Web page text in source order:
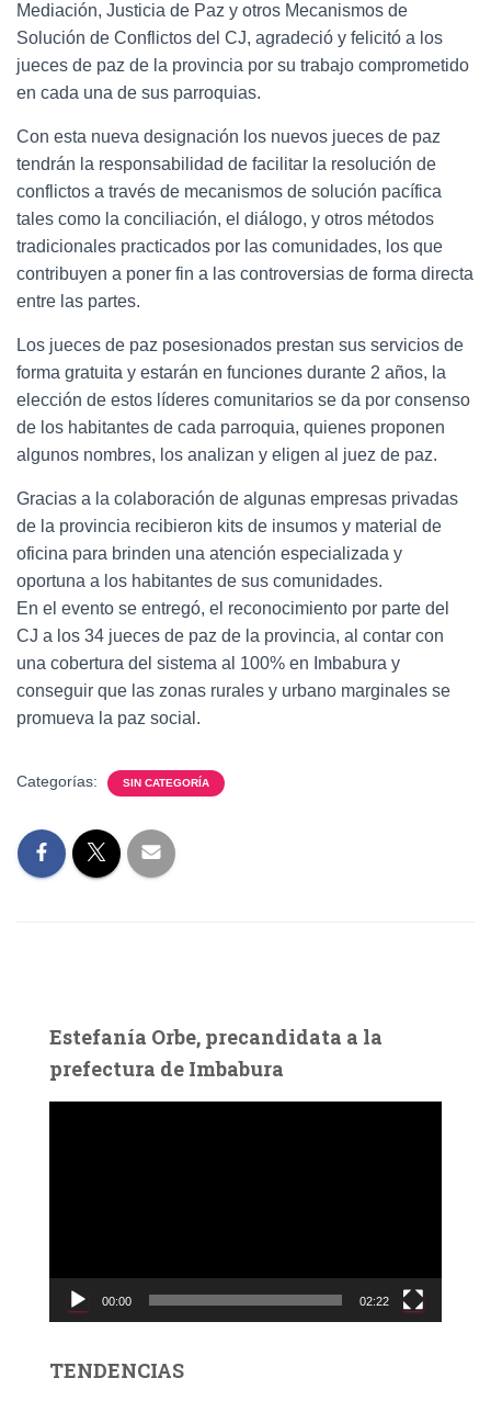
Mediación, Justicia de Paz y otros Mecanismos de
Solución de Conflictos del CJ, agradeció y felicitó a los
jueces de paz de la provincia por su trabajo comprometido
en cada una de sus parroquias.
Con esta nueva designación los nuevos jueces de paz
tendrán la responsabilidad de facilitar la resolución de
conflictos a través de mecanismos de solución pacífica
tales como la conciliación, el diálogo, y otros métodos
tradicionales practicados por las comunidades, los que
contribuyen a poner fin a las controversias de forma directa
entre las partes.
Los jueces de paz posesionados prestan sus servicios de
forma gratuita y estarán en funciones durante 2 años, la
elección de estos líderes comunitarios se da por consenso
de los habitantes de cada parroquia, quienes proponen
algunos nombres, los analizan y eligen al juez de paz.
Gracias a la colaboración de algunas empresas privadas
de la provincia recibieron kits de insumos y material de
oficina para brinden una atención especializada y
oportuna a los habitantes de sus comunidades.
En el evento se entregó, el reconocimiento por parte del
CJ a los 34 jueces de paz de la provincia, al contar con
una cobertura del sistema al 100% en Imbabura y
conseguir que las zonas rurales y urbano marginales se
promueva la paz social.
Categorías: SIN CATEGORÍA
Estefanía Orbe, precandidata a la
prefectura de Imbabura
c
d
00:00 02:22
TENDENCIAS